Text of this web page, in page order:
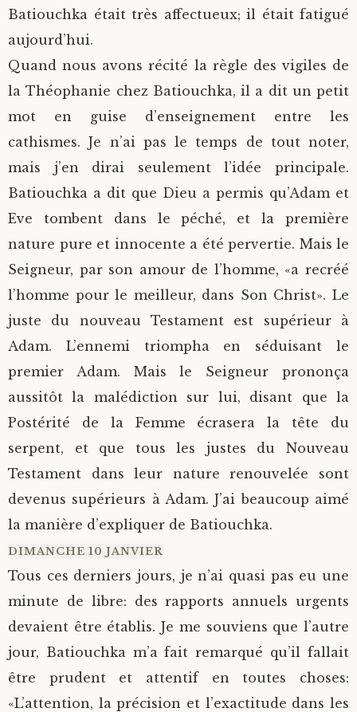
Batiouchka était très affectueux; il était fatigué
aujourd’hui.
Quand nous avons récité la règle des vigiles de
la Théophanie chez Batiouchka, il a dit un petit
mot en guise d’enseignement entre les
cathismes. Je n’ai pas le temps de tout noter,
mais j’en dirai seulement l’idée principale.
Batiouchka a dit que Dieu a permis qu’Adam et
Eve tombent dans le péché, et la première
nature pure et innocente a été pervertie. Mais le
Seigneur, par son amour de l’homme, «a recréé
l’homme pour le meilleur, dans Son Christ». Le
juste du nouveau Testament est supérieur à
Adam. L’ennemi triompha en séduisant le
premier Adam. Mais le Seigneur prononça
aussitôt la malédiction sur lui, disant que la
Postérité de la Femme écrasera la tête du
serpent, et que tous les justes du Nouveau
Testament dans leur nature renouvelée sont
devenus supérieurs à Adam. J’ai beaucoup aimé
la manière d’expliquer de Batiouchka.
DIMANCHE 10 JANVIER
Tous ces derniers jours, je n’ai quasi pas eu une
minute de libre: des rapports annuels urgents
devaient être établis. Je me souviens que l’autre
jour, Batiouchka m’a fait remarqué qu’il fallait
être prudent et attentif en toutes choses:
«L’attention, la précision et l’exactitude dans les